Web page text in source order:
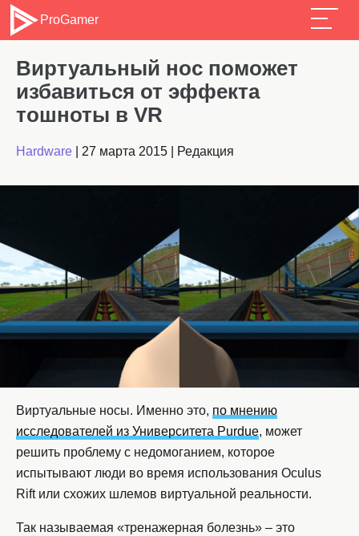
ProGamer
Виртуальный нос поможет
избавиться от эффекта
тошноты в VR
Hardware 27 марта 2015 Редакция
Виртуальные носы. Именно это, по мнению
исследователей из Университета Purdue, может
решить проблему с недомоганием, которое
испытывают люди во время использования Oculus
Rift или схожих шлемов виртуальной реальности.
Так называемая «тренажерная болезнь» – это